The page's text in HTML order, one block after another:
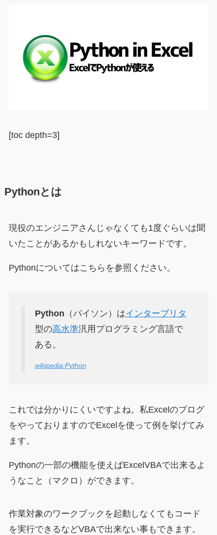
[toc depth=3]
Pythonとは
現役のエンジニアさんじゃなくても1度ぐらいは聞
いたことがあるかもしれないキーワードです。
Pythonについてはこちらを参照ください。
Python （パイソン）はインタープリタ
型の高水準汎用プログラミング言語で
ある。
wikipedia:Python
これでは分かりにくいですよね。私Excelのブログ
をやっておりますのでExcelを使って例を挙げてみ
ます。
Pythonの一部の機能を使えばExcelVBAで出来るよ
うなこと（マクロ）ができます。
作業対象のワークブックを起動しなくてもコード
を実行できるなどVBAで出来ない事もできます。